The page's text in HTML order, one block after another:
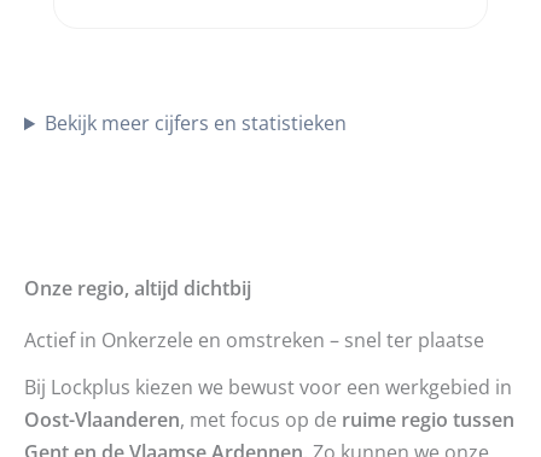
Bekijk meer cijfers en statistieken
Onze regio, altijd dichtbij
Actief in Onkerzele en omstreken – snel ter plaatse
Bij Lockplus kiezen we bewust voor een werkgebied in
Oost-Vlaanderen, met focus op de ruime regio tussen